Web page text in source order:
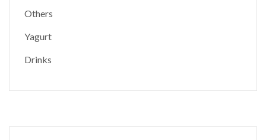
Others
Yagurt
Drinks